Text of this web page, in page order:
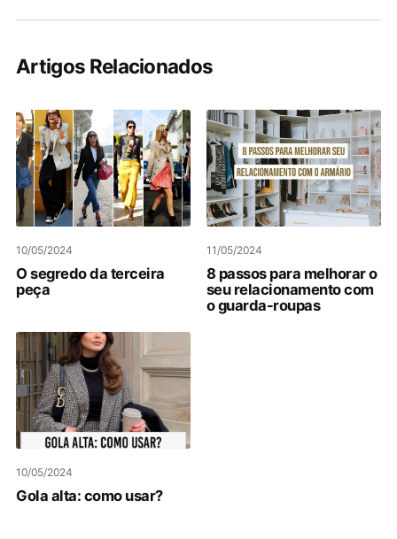
Artigos Relacionados
10/05/2024
O segredo da terceira
peça
11/05/2024
8 passos para melhorar o
seu relacionamento com
o guarda-roupas
10/05/2024
Gola alta: como usar?